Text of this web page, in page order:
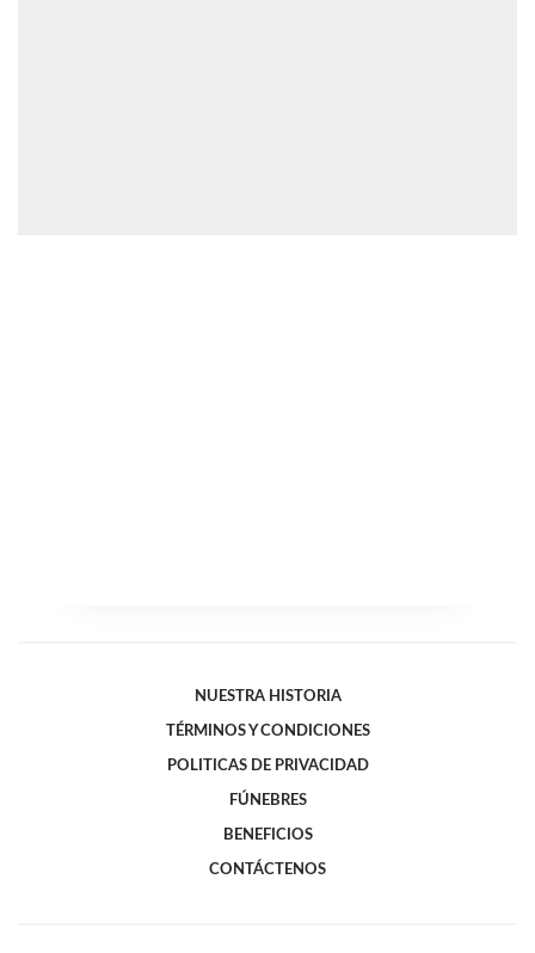
NUESTRA HISTORIA
TÉRMINOS Y CONDICIONES
POLITICAS DE PRIVACIDAD
FÚNEBRES
BENEFICIOS
CONTÁCTENOS